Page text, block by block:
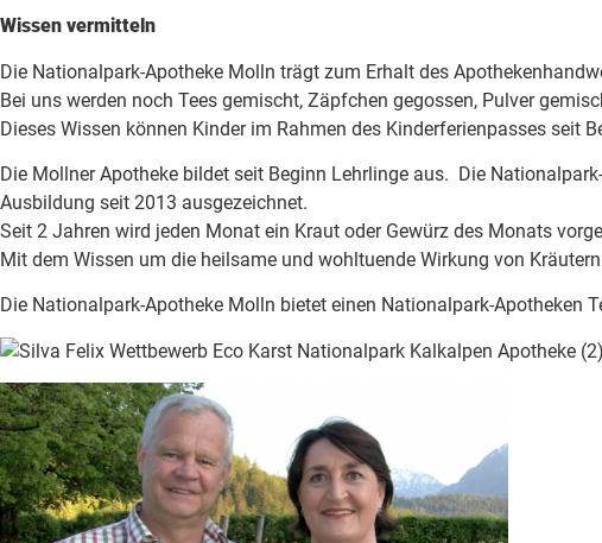
Wissen vermitteln
Die Nationalpark-Apotheke Molln trägt zum Erhalt des
Bei uns werden noch Tees gemischt, Zäpfchen gegossen, Pulver
Dieses Wissen können Kinder im Rahmen des Kinderferienpasses seit
Die Mollner Apotheke bildet seit Beginn Lehrlinge aus. Die
Ausbildung seit 2013 ausgezeichnet.
Seit 2 Jahren wird jeden Monat ein Kraut oder Gewürz des Monats
Mit dem Wissen um die heilsame und wohltuende Wirkung von
Die Nationalpark-Apotheke Molln bietet einen Nationalpark-Apotheken